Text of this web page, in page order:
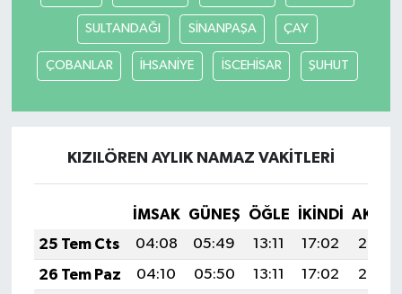
SULTANDAĞI SİNANPAŞA ÇAY
ÇOBANLAR İHSANİYE İSCEHİSAR ŞUHUT
KIZILÖREN AYLIK NAMAZ VAKITLERI
İMSAK GÜNEŞ ÖĞLE İKINDI
25 Tem Cts
04:08 05:49 13:11 17:02
20:23
26 Tem Paz
04:10 05:50 13:11 17:02
20:22